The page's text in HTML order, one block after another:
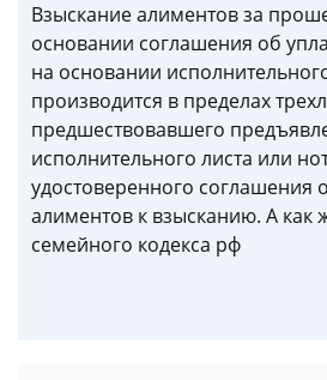
Взыскание алиментов за
основании соглашения об
на основании
производится в пределах
предшествовавшего
исполнительного листа или
удостоверенного соглашения
алиментов к взысканию. А как
семейного кодекса рф